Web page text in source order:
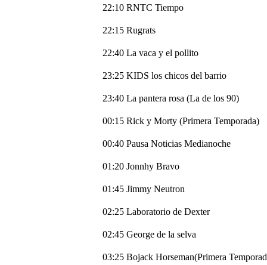
22:10 RNTC Tiempo
22:15 Rugrats
22:40 La vaca y el pollito
23:25 KIDS los chicos del barrio
23:40 La pantera rosa (La de los 90)
00:15 Rick y Morty (Primera Temporada)
00:40 Pausa Noticias Medianoche
01:20 Jonnhy Bravo
01:45 Jimmy Neutron
02:25 Laboratorio de Dexter
02:45 George de la selva
03:25 Bojack Horseman(Primera